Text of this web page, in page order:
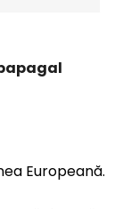
Europeană.